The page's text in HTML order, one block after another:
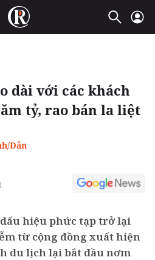
dài với các khách
tỷ, rao bán la liệt
Dân
hiệu phức tạp trở lại
từ cộng đồng xuất hiện
du lịch lại bắt đầu nơm